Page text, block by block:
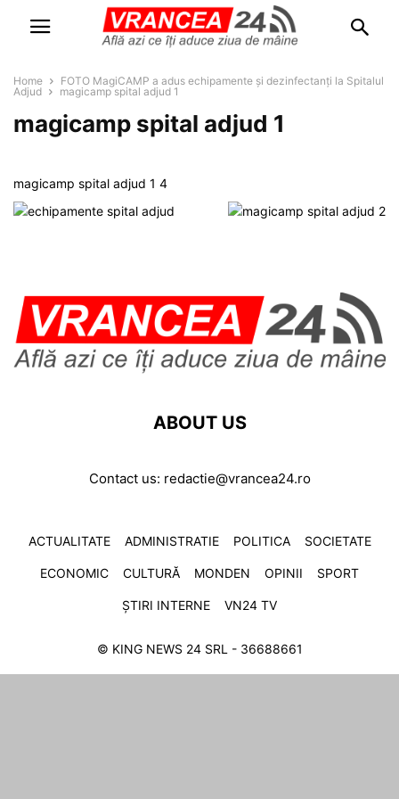
Home
FOTO MagiCAMP a adus echipamente și dezinfectanți la Spitalul
Adjud
magicamp spital adjud 1
magicamp spital adjud 1
magicamp spital adjud 1 4
ABOUT US
Contact us: redactie@vrancea24.ro
ACTUALITATE ADMINISTRATIE POLITICA SOCIETATE
ECONOMIC CULTURĂ MONDEN OPINII SPORT
ȘTIRI INTERNE VN24 TV
© KING NEWS 24 SRL - 36688661